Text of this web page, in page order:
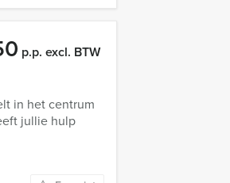
p.p. excl. BTW
in het centrum
jullie hulp